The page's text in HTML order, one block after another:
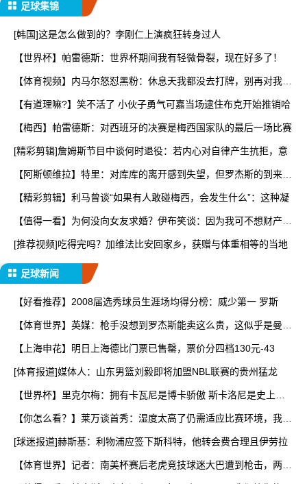
足球集锦
[韩国]这是怎么做到的？李刚仁上演疯狂转身过人
【世界杯】帕雷德斯：世界杯期间我有轻微骨裂，现在好多了！
【体育视频】内马尔怒怼黑粉：休息天我都没去打牌，别再对我指
【有道理嘛?】笑不活了 小伙子勇气可嘉当场逮住布克开始推销哈
【梅西】帕雷德斯：对西班牙的决赛是梅西国家队的最后一场比赛
[精彩剪辑]詹姆斯节目中谈何时退役：若内心对自律产生抗拒，意
【阿斯顿维拉】特里：对库库的离开感到失望，但罗杰斯的到来又
【精彩剪辑】利马曾谈“如果有人敢碰梅西，会发生什么”：这种凝
【值得一看】为何没向女友求婚？伊布笑谈：因为我可不想财产被
[推荐视频]吃得完吗？加维法比安回家乡，获赠与体重相等的当地
足球新闻
【好看推荐】2008届选秀球员生涯场均得分榜：威少第一 罗斯
【体育世界】英媒：枪手没想到罗杰斯能卖这么贵，这似乎是曼城
【上海申花】明日上海德比门票已售罄，票价分四档130元-43
[体育报道]媒体人：山东男篮刘毅即将加盟NBL联赛的贵州猛龙
【世界杯】里克尔梅：拥有卡瓦尼是博卡骄傲 斯卡洛尼是史上最
【你怎么看？】莱万谈首秀：湿度太高了仍需适应比赛环境，我还
[球迷报道]赫斯基：利物浦应签下斯科特，他转会费合理且伊劳拉
【体育世界】记者：南美杯赛后老虎竞技球迷大巴遭到枪击，两人